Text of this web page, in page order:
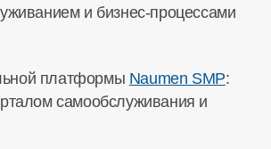
и бизнес-процессами
платформы Naumen SMP:
самообслуживания и